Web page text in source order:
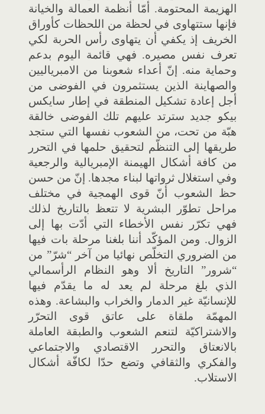
الهزيمة المحتومة. أمّا أنظمة العمالة والخيانة
فإنها ستتهاوى في لحظة من اللحظات كأوراق
الخريف إذ يكفي أن يتهاوى رأس الحربة لكي
تعرف نفس مصيره. فهي قائمة اليوم بدعم
وحماية منه. إنّ أعداء شعوبنا من الامبرياليين
والصهاينة الذين يستثمرون في الفوضى من
أجل إعادة تشكيل المنطقة في إطار سايكس
بيكو جديد سترتد عليهم تلك الفوضى خالقة
هبّة من تحت، من الشعوب نفسها التي ستجد
طريقها إلى التنظّم لتحقيق حلمها في التحرر
من كافة أشكال الهيمنة الإمبريالية والرجعية
وفي استغلال ثرواتها لبناء مجدها. إنّ من حسن
حظ الشعوب أنّ قوى الهمجية في مختلف
مراحل تطوّر البشرية لا تتعظ بالتاريخ لذلك
فهي تكرّر نفس الأخطاء التي أدّت بها إلى
الزوال. ومن المؤكّد أننا بلغنا مرحلة بات فيها
من الضروري التخلّص نهائيا من آخر “شرّ” من
“شرور” التاريخ ألا وهو النظام الرأسمالي
الذي بلغ مرحلة لم يعد له ما يقدّم فيها
للإنسانيّة غير الدمار والخراب والبشاعة. وهذه
المهمّة ملقاة على عاتق قوى التحرّر
والاشتراكيّة لتنعم الشعوب والطبقة العاملة
بالانعتاق والتحرر الاقتصادي والاجتماعي
والفكري والثقافي وتضع حدّا لكافّة أشكال
الاستلاب.